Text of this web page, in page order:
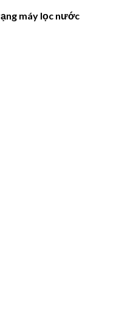
máy lọc nước